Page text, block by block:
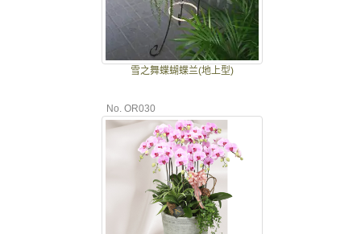
雪之舞蝶蝴蝶兰(地上型)
No. OR030